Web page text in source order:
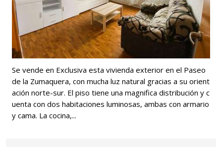
Se vende en Exclusiva esta vivienda exterior en el Paseo
de la Zumaquera, con mucha luz natural gracias a su orient
ación norte-sur. El piso tiene una magnifica distribución y c
uenta con dos habitaciones luminosas, ambas con armario
y cama. La cocina,...